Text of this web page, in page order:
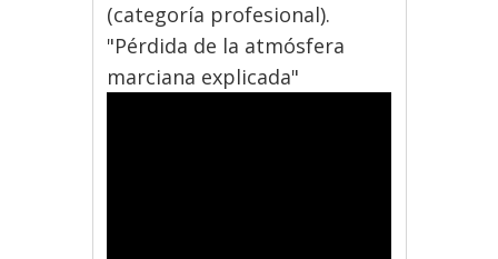
(categoría profesional).
"Pérdida de la atmósfera
marciana explicada"